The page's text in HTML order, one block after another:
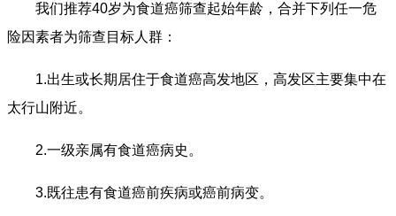
我们推荐40岁为食道癌筛查起始年龄，合并下列任一危
险因素者为筛查目标人群：
1.出生或长期居住于食道癌高发地区，高发区主要集中在
太行山附近。
2.一级亲属有食道癌病史。
3.既往患有食道癌前疾病或癌前病变。